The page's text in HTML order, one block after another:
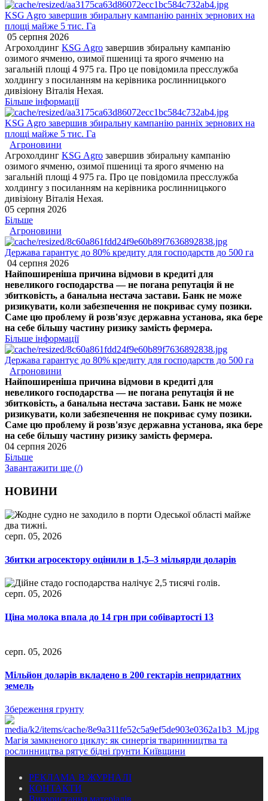
KSG Agro завершив збиральну кампанію ранніх зернових на
площі майже 5 тис. Га
05 серпня 2026
Агрохолдинг KSG Agro завершив збиральну кампанію
озимого ячменю, озимої пшениці та ярого ячменю на
загальній площі 4 975 га. Про це повідомила пресслужба
холдингу з посиланням на керівника рослинницького
дивізіону Віталія Нехая.
Більше інформації
KSG Agro завершив збиральну кампанію ранніх зернових на
площі майже 5 тис. Га
Агроновини
Агрохолдинг KSG Agro завершив збиральну кампанію
озимого ячменю, озимої пшениці та ярого ячменю на
загальній площі 4 975 га. Про це повідомила пресслужба
холдингу з посиланням на керівника рослинницького
дивізіону Віталія Нехая.
05 серпня 2026
Більше
Агроновини
Держава гарантує до 80% кредиту для господарств до 500 га
04 серпня 2026
Найпоширеніша причина відмови в кредиті для
невеликого господарства — не погана репутація й не
збитковість, а банальна нестача застави. Банк не може
ризикувати, коли забезпечення не покриває суму позики.
Саме цю проблему й розв'язує державна установа, яка бере
на себе більшу частину ризику замість фермера.
Більше інформації
Держава гарантує до 80% кредиту для господарств до 500 га
Агроновини
Найпоширеніша причина відмови в кредиті для
невеликого господарства — не погана репутація й не
збитковість, а банальна нестача застави. Банк не може
ризикувати, коли забезпечення не покриває суму позики.
Саме цю проблему й розв'язує державна установа, яка бере
на себе більшу частину ризику замість фермера.
04 серпня 2026
Більше
Завантажити ще (/)
НОВИНИ
серп. 05, 2026
Збитки агросектору оцінили в 1,5–3 мільярди доларів
серп. 05, 2026
Ціна молока впала до 14 грн при собівартості 13
серп. 05, 2026
Мільйон доларів вкладено в 200 гектарів непридатних
земель
Збереження грунту
Магія замкненого циклу: як синергія тваринництва та
рослинництва рятує бідні ґрунти Київщини
РЕКЛАМА В ЖУРНАЛІ
КОНТАКТИ